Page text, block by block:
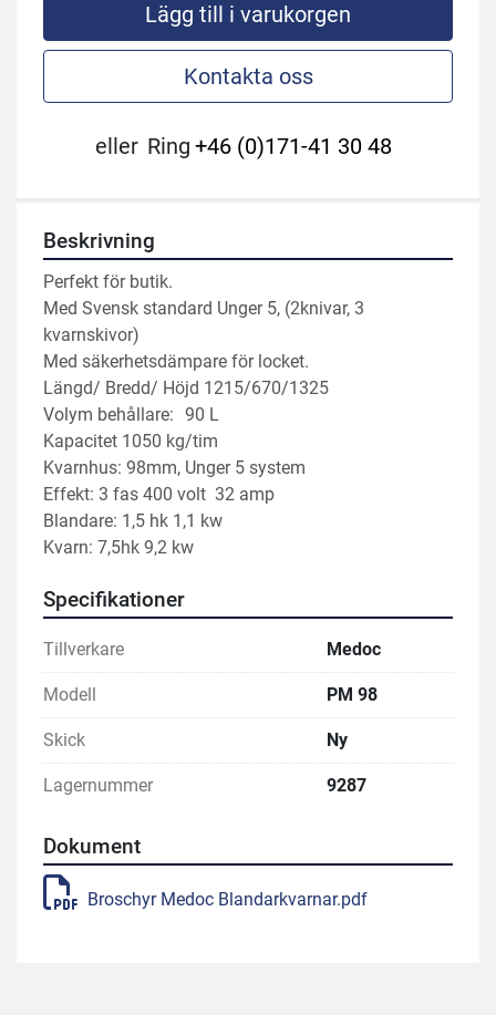
Lägg till i varukorgen
Kontakta oss
eller Ring +46 (0)171-41 30 48
Beskrivning
Perfekt för butik.
Med Svensk standard Unger 5, (2knivar, 3
kvarnskivor)
Med säkerhetsdämpare för locket.
Längd/ Bredd/ Höjd 1215/670/1325
Volym behållare: 90 L
Kapacitet 1050 kg/tim
Kvarnhus: 98mm, Unger 5 system
Effekt: 3 fas 400 volt  32 amp
Blandare: 1,5 hk 1,1 kw
Kvarn: 7,5hk 9,2 kw
Specifikationer
Tillverkare Medoc
Modell PM 98
Skick Ny
Lagernummer 9287
Dokument
Broschyr Medoc Blandarkvarnar.pdf